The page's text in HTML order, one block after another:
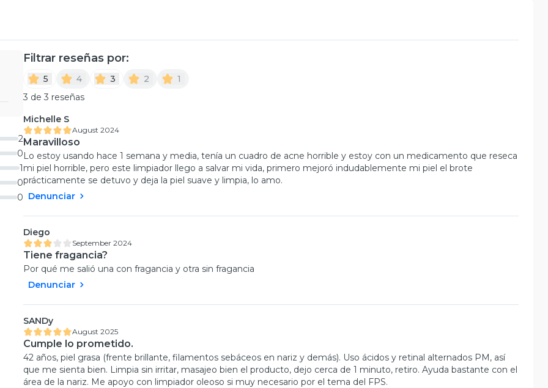
2
0
1
0
0
Filtrar reseñas por:
5 4 3 2
1
3 de 3 reseñas
Michelle S
August 2024
Maravilloso
Lo estoy usando hace 1 semana y media, tenía un cuadro de acne horrible y estoy con un medicamento que reseca
mi piel horrible, pero este limpiador llego a salvar mi vida, primero mejoró indudablemente mi piel el brote
prácticamente se detuvo y deja la piel suave y limpia, lo amo.
Denunciar
Diego
September 2024
Tiene fragancia?
Por qué me salió una con fragancia y otra sin fragancia
Denunciar
SANDy
August 2025
Cumple lo prometido.
42 años, piel grasa (frente brillante, filamentos sebáceos en nariz y demás). Uso ácidos y retinal alternados PM, así
que me sienta bien. Limpia sin irritar, masajeo bien el producto, dejo cerca de 1 minuto, retiro. Ayuda bastante con el
área de la nariz. Me apoyo con limpiador oleoso si muy necesario por el tema del FPS.